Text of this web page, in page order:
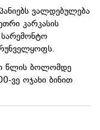
ვალდებულება
კარკასის
წლის ბოლომდე
ვე ოჯახი ბინით